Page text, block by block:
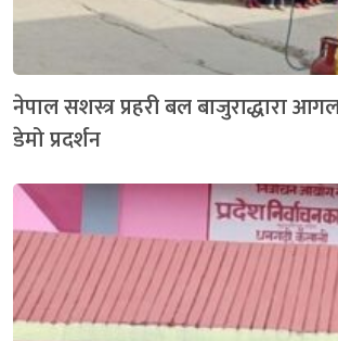
नेपाल सशस्त्र प्रहरी बल बाजुराद्धारा
डेमो प्रदर्शन